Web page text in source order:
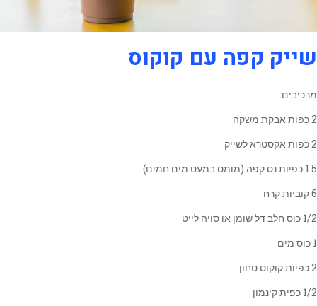
שייק קפה עם קוקוס
מרכיבים:
2 כפות אבקת משקה
2 כפות אקסטרא לשייק
1.5 כפיות נס קפה (מומס במעט מים חמים)
6 קוביות קרח
1/2 כוס חלב דל שומן או סויה לייט
1 כוס מים
2 כפיות קוקוס טחון
1/2 כפית קינמון